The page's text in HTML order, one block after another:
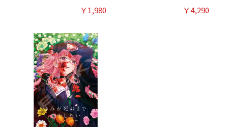
￥1,980 ￥4,290